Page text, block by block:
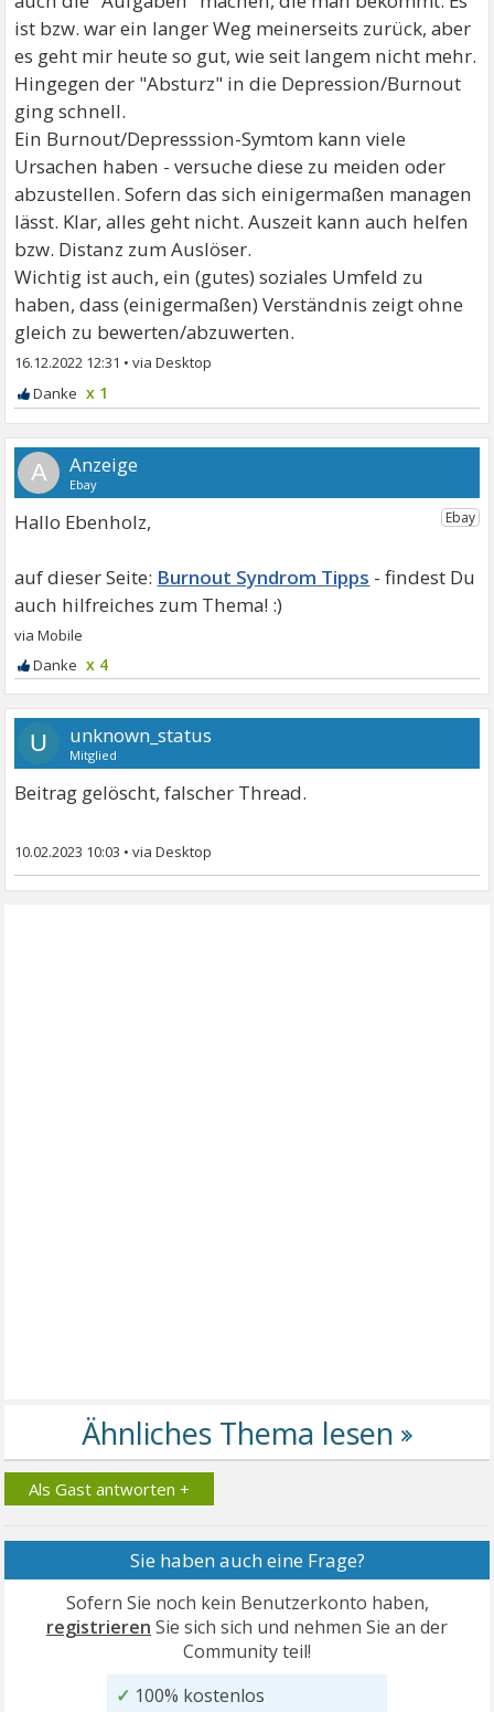
ist bzw. war ein langer Weg meinerseits zurück, aber
es geht mir heute so gut, wie seit langem nicht mehr.
Hingegen der "Absturz" in die Depression/Burnout
ging schnell.
Ein Burnout/Depresssion-Symtom kann viele
Ursachen haben - versuche diese zu meiden oder
abzustellen. Sofern das sich einigermaßen managen
lässt. Klar, alles geht nicht. Auszeit kann auch helfen
bzw. Distanz zum Auslöser.
Wichtig ist auch, ein (gutes) soziales Umfeld zu
haben, dass (einigermaßen) Verständnis zeigt ohne
gleich zu bewerten/abzuwerten.
16.12.2022 12:31 •
x 1
A
Hallo Ebenholz,
Burnout Syndrom Tipps
x 4
U unknown_status
Mitglied
Beitrag gelöscht, falscher Thread.
10.02.2023 10:03 •
Als Gast antworten +
Sie haben auch eine Frage?
Sofern Sie noch kein Benutzerkonto haben,
registrieren Sie sich sich und nehmen Sie an der
Community teil!
✓ 100% kostenlos